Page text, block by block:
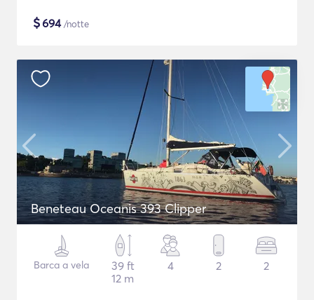
$694/notte
Beneteau Oceanis 393 Clipper
Barca a vela
39 ft
12 m
4 2 2